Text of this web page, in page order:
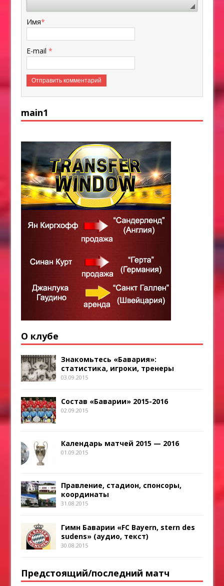
Имя*
E-mail*
main1
О клубе
Знакомьтесь «Бавария»:
статистика, игроки, тренеры
03.09.2015
Состав «Баварии» 2015-2016
02.09.2015
Календарь матчей 2015 — 2016
01.09.2015
Правление, стадион, спонсоры,
координаты
31.08.2015
Гимн Баварии «FC Bayern, stern des
sudens» (аудио, текст)
30.08.2015
Предстоящий/последний матч